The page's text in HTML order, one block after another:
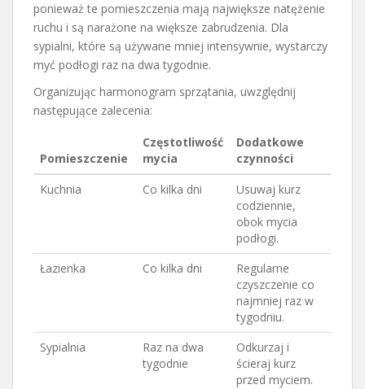
ponieważ te pomieszczenia mają największe natężenie
ruchu i są narażone na większe zabrudzenia. Dla
sypialni, które są używane mniej intensywnie, wystarczy
myć podłogi raz na dwa tygodnie.
Organizując harmonogram sprzątania, uwzględnij
następujące zalecenia:
Pomieszczenie
Częstotliwość
mycia
Dodatkowe
czynności
Kuchnia
Co kilka dni
Usuwaj kurz
codziennie,
obok mycia
podłogi.
Łazienka
Co kilka dni
Regularne
czyszczenie co
najmniej raz w
tygodniu.
Sypialnia
Raz na dwa
tygodnie
Odkurzaj i
ścieraj kurz
przed myciem.